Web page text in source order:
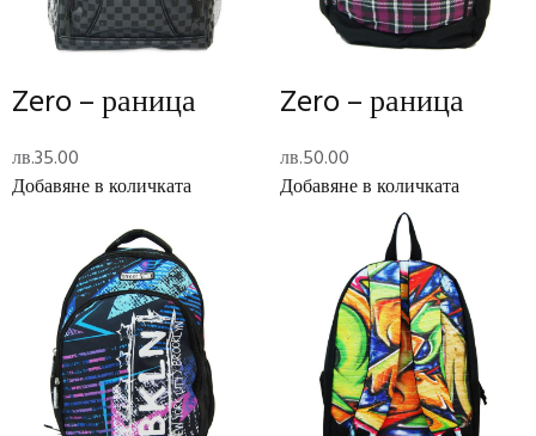
Zero
раница
Добавяне в количката
Alternative:
Long Description
Description
Допълнителна информация
0.6 кг
Размери31 × 17 × 47 см
Brand Zero
Zero – раница
лв.35.00
Добавяне в количката
Zero – раница
лв.50.00
Добавяне в количката